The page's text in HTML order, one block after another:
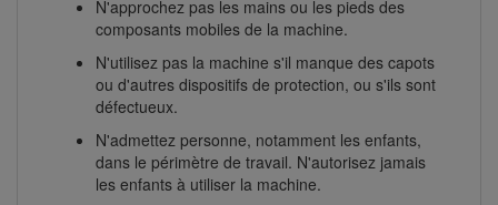
N'approchez pas les mains ou les pieds des
composants mobiles de la machine.
N'utilisez pas la machine s'il manque des capots
ou d'autres dispositifs de protection, ou s'ils sont
défectueux.
N'admettez personne, notamment les enfants,
dans le périmètre de travail. N'autorisez jamais
les enfants à utiliser la machine.